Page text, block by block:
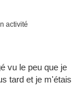
activité
vu le peu que je
tard et je m'étais